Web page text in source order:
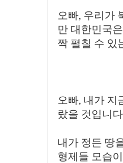
오빠, 우리가
만 대한민국
짝 펼칠 수 있
오빠, 내가 지
랐을 것입니
내가 정든 땅
형제들 모습